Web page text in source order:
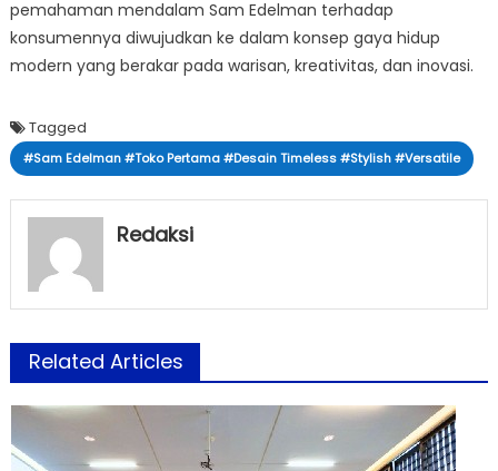
pemahaman mendalam Sam Edelman terhadap
konsumennya diwujudkan ke dalam konsep gaya hidup
modern yang berakar pada warisan, kreativitas, dan inovasi.
Tagged
#Sam Edelman #Toko Pertama #Desain Timeless #Stylish #Versatile
Redaksi
Related Articles